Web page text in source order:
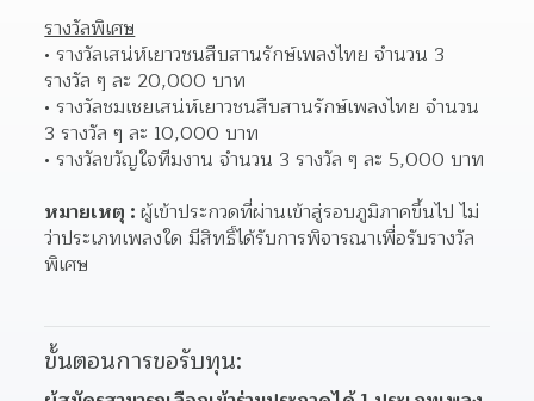
รางวัลพิเศษ
รางวัลเสน่ห์เยาวชนสืบสานรักษ์เพลงไทย จำนวน 3
รางวัล ๆ ละ 20,000 บาท
รางวัลชมเชยเสน่ห์เยาวชนสืบสานรักษ์เพลงไทย จำนวน
3 รางวัล ๆ ละ 10,000 บาท
รางวัลขวัญใจทีมงาน จำนวน 3 รางวัล ๆ ละ 5,000 บาท
หมายเหตุ : ผู้เข้าประกวดที่ผ่านเข้าสู่รอบภูมิภาคขึ้นไป ไม่
ว่าประเภทเพลงใด มีสิทธิ์ได้รับการพิจารณาเพื่อรับรางวัล
พิเศษ
ขั้นตอนการขอรับทุน: